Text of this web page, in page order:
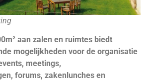
aan zalen en ruimtes biedt
mogelijkheden voor de organisatie
meetings,
forums, zakenlunches en